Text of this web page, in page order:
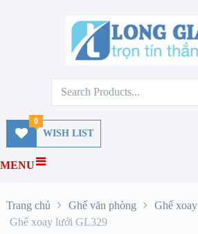
WISH LIST
0
MENU
Trang chủ Ghế văn phòng
Ghế xoay
Ghế xoay lưới GL329